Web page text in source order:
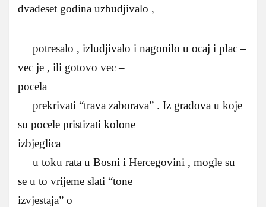
dvadeset godina uzbudjivalo ,
potresalo , izludjivalo i nagonilo u ocaj i plac –
vec je , ili gotovo vec –
pocela
prekrivati “trava zaborava” . Iz gradova u koje
su pocele pristizati kolone
izbjeglica
u toku rata u Bosni i Hercegovini , mogle su
se u to vrijeme slati “tone
izvjestaja” o